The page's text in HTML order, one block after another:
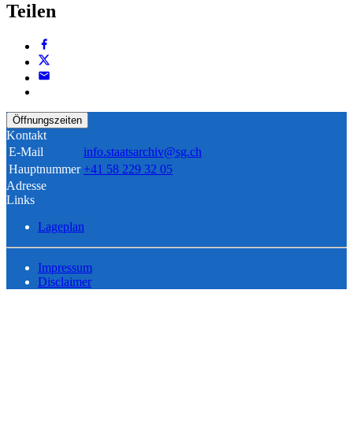
Teilen
Öffnungszeiten
Kontakt
E-Mail
info.staatsarchiv@sg.ch
Hauptnummer +41 58 229 32 05
Adresse
Links
Lageplan
Impressum
Disclaimer